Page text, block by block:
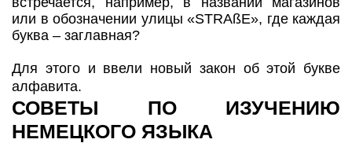
или в обозначении улицы «STRAßE», где каждая
буква – заглавная?
Для этого и ввели новый закон об этой букве
алфавита.
СОВЕТЫ ПО ИЗУЧЕНИЮ
НЕМЕЦКОГО ЯЗЫКА